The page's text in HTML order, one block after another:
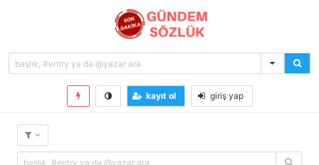
kayıt ol giriş yap